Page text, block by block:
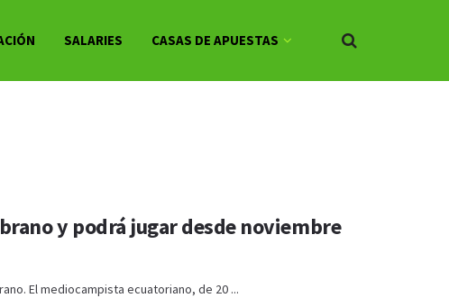
SALARIES CASAS DE APUESTAS
y podrá jugar desde noviembre
El mediocampista ecuatoriano, de 20 ...